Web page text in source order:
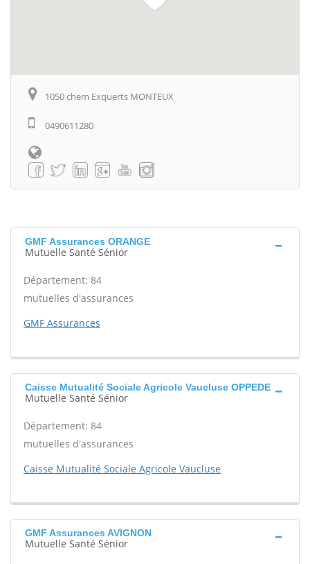
1050 chem Exquerts MONTEUX
0490611280
GMF Assurances ORANGE
Mutuelle Santé Sénior
Département: 84
mutuelles d'assurances
GMF Assurances
Caisse Mutualité Sociale Agricole Vaucluse OPPEDE
Mutuelle Santé Sénior
Département: 84
mutuelles d'assurances
Caisse Mutualité Sociale Agricole Vaucluse
GMF Assurances AVIGNON
Mutuelle Santé Sénior